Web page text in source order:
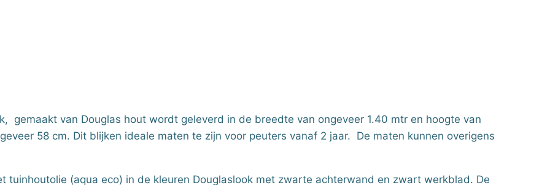
gemaakt van Douglas hout wordt geleverd in de breedte van ongeveer 1.40 mtr en hoogte van
58 cm. Dit blijken ideale maten te zijn voor peuters vanaf 2 jaar. De maten kunnen overigens
(aqua eco) in de kleuren Douglaslook met zwarte achterwand en zwart werkblad. De